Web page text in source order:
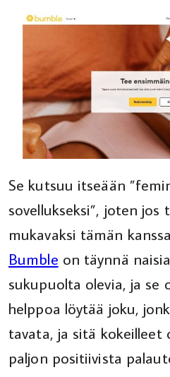
Se kutsuu itseään
sovellukseksi”, joten jos
mukavaksi tämän
Bumble on täynnä
sukupuolta olevia, ja se
helppoa löytää joku,
tavata, ja sitä kokeilleet
paljon positiivista